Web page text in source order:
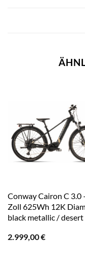
Conway Cairon C 3.0
Zoll 625Wh 12K
black metallic /
2.999,00€